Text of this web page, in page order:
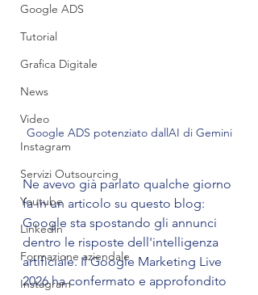
Google ADS
Tutorial
Grafica Digitale
News
Video
Instagram
Servizi Outsourcing
Youtube
Linkedin
Formazione aziendale
Instagram
Google ADS potenziato dallAI di Gemini
Ne avevo già parlato qualche giorno
fa in un articolo su questo blog:
Google sta spostando gli annunci
dentro le risposte dell'intelligenza
artificiale. Il Google Marketing Live
2026 ha confermato e approfondito